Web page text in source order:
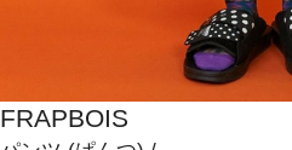
FRAPBOIS